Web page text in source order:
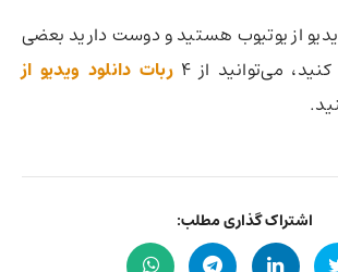
از یوتیوب هستید و دوست دارید بعضی
می‌توانید از ۴
ربات دانلود ویدیو از
اشتراک گذاری مطلب: